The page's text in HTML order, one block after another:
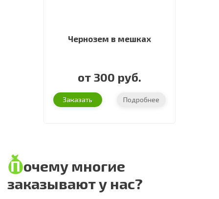
Чернозем в мешках
от 300 руб.
Заказать Подробнее
Почему многие
заказывают у нас?